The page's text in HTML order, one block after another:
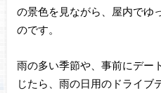
の景色を見ながら、屋内でゆ
のです。
雨の多い季節や、事前にデー
じたら、雨の日用のドライブ